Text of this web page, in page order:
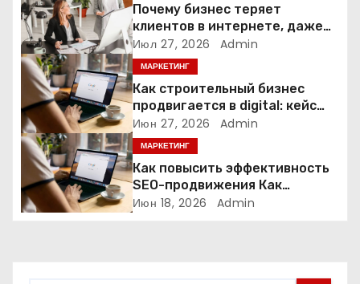
я
п
о
з
а
п
и
Почему бизнес теряет
клиентов в интернете, даже
если у него есть сайт
Июл 27, 2026 Admin
МАРКЕТИНГ
Как строительный бизнес
продвигается в digital: кейс
нишевых услуг
Июн 27, 2026 Admin
МАРКЕТИНГ
Как повысить эффективность
SEO-продвижения Как
повысить эффективность SEO-
Июн 18, 2026 Admin